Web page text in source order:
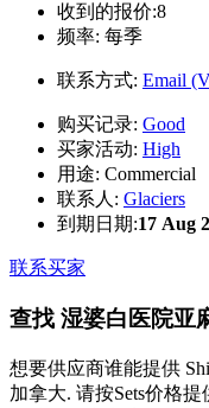
收到的报价:8
频率: 每季
联系方式: Email
购买记录: Good
买家活动: High
用途: Commercial
联系人: Glaciers
到期日期:17 Aug
联系买家
查找 湿婆白医院亚
想要供应商谁能提供
加拿大. 请按Sets价格提